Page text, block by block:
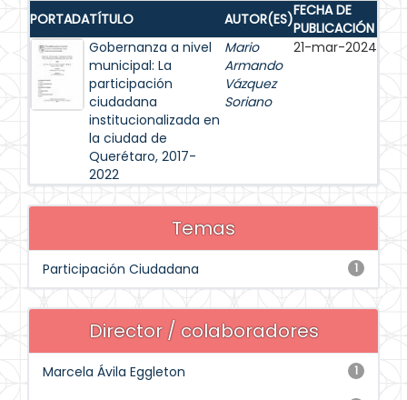
PORTADATÍTULO AUTOR(ES)FECHA DE
PUBLICACIÓN
Gobernanza a nivel
municipal: La
participación
ciudadana
institucionalizada en
la ciudad de
Querétaro, 2017-
2022
Mario
Armando
Vázquez
Soriano
21-mar-2024
Temas
1
Participación Ciudadana
Director / colaboradores
1
Marcela Ávila Eggleton